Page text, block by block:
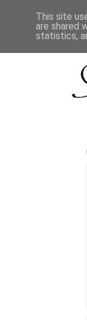
This site
are shared
statistics,